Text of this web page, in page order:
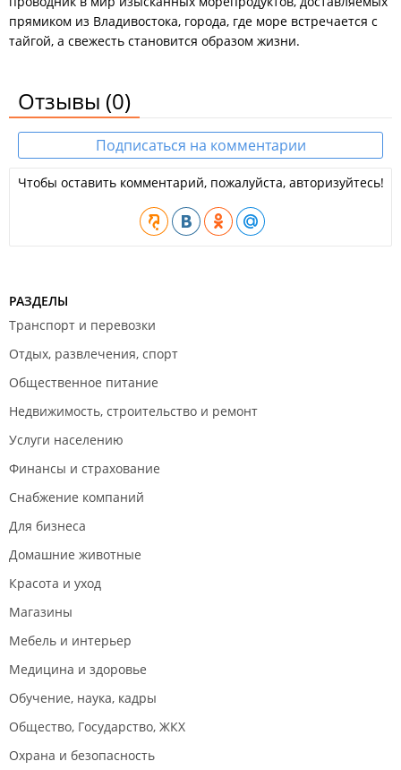
прямиком из Владивостока, города, где море встречается с
тайгой, а свежесть становится образом жизни.
Отзывы (0)
Подписаться на комментарии
Чтобы оставить комментарий, пожалуйста, авторизуйтесь!
РАЗДЕЛЫ
Транспорт и перевозки
Отдых, развлечения, спорт
Общественное питание
Недвижимость, строительство и ремонт
Услуги населению
Финансы и страхование
Снабжение компаний
Для бизнеса
Домашние животные
Красота и уход
Магазины
Мебель и интерьер
Медицина и здоровье
Обучение, наука, кадры
Общество, Государство, ЖКХ
Охрана и безопасность